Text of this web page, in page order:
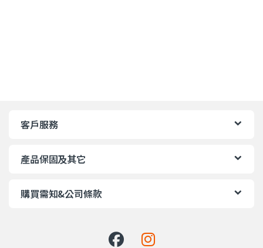
客戶服務
產品保固及其它
購買需知&公司條款